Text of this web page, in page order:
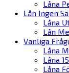
Låna
Lån Ingen
Låna
Lån
Vanliga
Låna
Låna
Låna